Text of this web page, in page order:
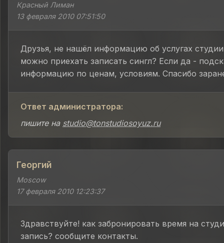
Красный Лиман
13 февраля 2010 07:51:50
Друзья, не нашёл информацию об услугах
можно приехать записать сингл? Если да -
информацию по ценам, условиям. Спасибо
Ответ администратора:
пишите на studio@tonstudiosoyuz.ru
Георгий
Moscow
17 февраля 2010 12:23:37
Здравствуйте! как забронировать время на
запись? сообщите контакты.